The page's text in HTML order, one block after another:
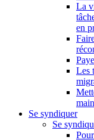
La
en
Les
Se syndiquer
Se